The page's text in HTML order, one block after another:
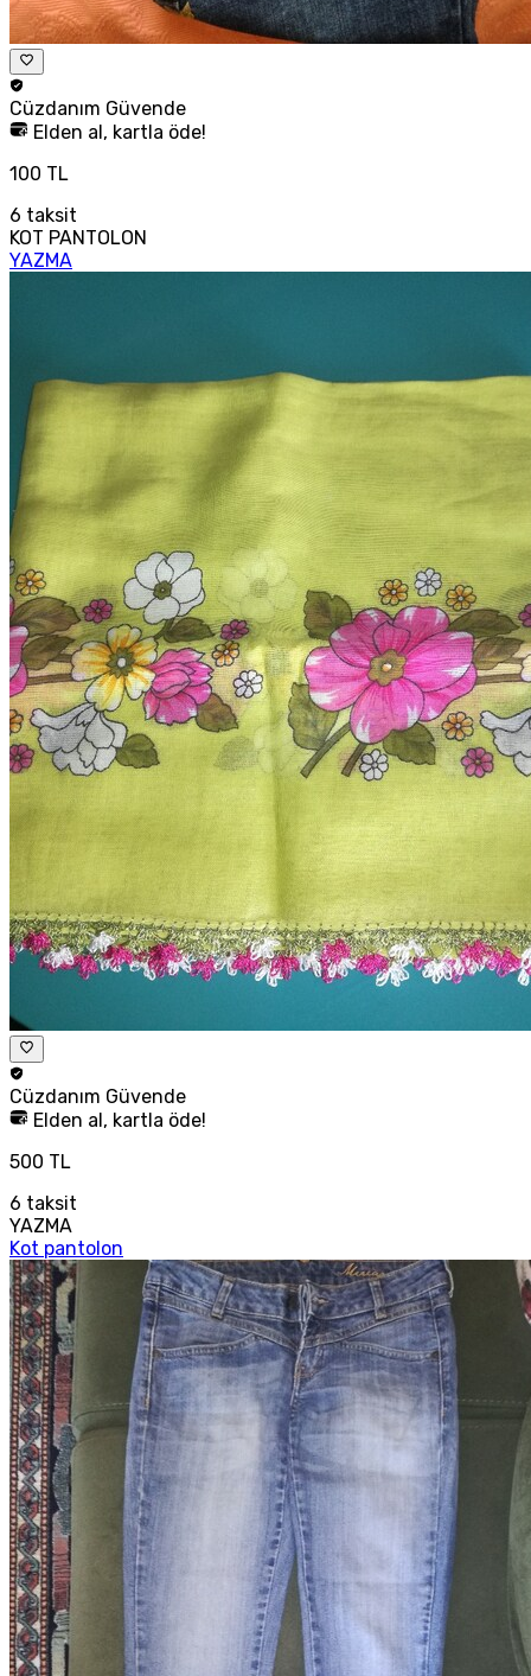
Cüzdanım Güvende
Elden al, kartla öde!
100 TL
6 taksit
KOT PANTOLON
YAZMA
Cüzdanım Güvende
Elden al, kartla öde!
500 TL
6 taksit
YAZMA
Kot pantolon